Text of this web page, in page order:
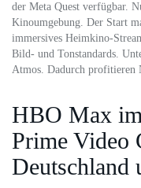
der Meta Quest verfügbar.
Kinoumgebung. Der Start
immersives
Bild- und Tonstandards.
Atmos. Dadurch
HBO Max
Prime Video
Deutschland